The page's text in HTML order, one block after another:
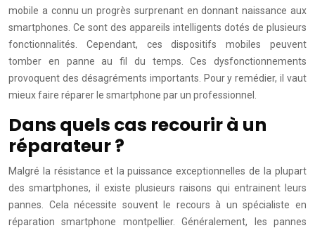
mobile a connu un progrès surprenant en donnant naissance aux
smartphones. Ce sont des appareils intelligents dotés de plusieurs
fonctionnalités. Cependant, ces dispositifs mobiles peuvent
tomber en panne au fil du temps. Ces dysfonctionnements
provoquent des désagréments importants. Pour y remédier, il vaut
mieux faire réparer le smartphone par un professionnel.
Dans quels cas recourir à un
réparateur ?
Malgré la résistance et la puissance exceptionnelles de la plupart
des smartphones, il existe plusieurs raisons qui entrainent leurs
pannes. Cela nécessite souvent le recours à un spécialiste en
réparation smartphone montpellier. Généralement, les pannes